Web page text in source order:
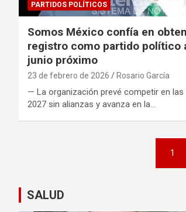
PARTIDOS POLÍTICOS
Somos México confía en
registro como partido político
junio próximo
23 de febrero de 2026 Rosario García
— La organización prevé competir en las
2027 sin alianzas y avanza en la…
entradas
1
SALUD